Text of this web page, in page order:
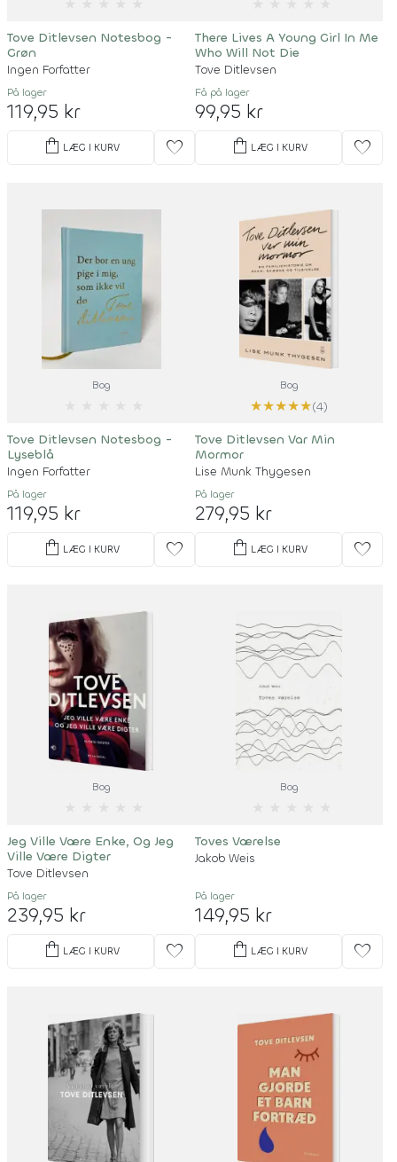
Tove Ditlevsen Notesbog -
Grøn
Ingen Forfatter
På lager
119,95 kr
shopping_bag LÆG I KURV favorite
There Lives A Young Girl In Me
Who Will Not Die
Tove Ditlevsen
Få på lager
99,95 kr
shopping_bag LÆG I KURV favorite
Bog
Tove Ditlevsen Notesbog -
Lyseblå
Ingen Forfatter
På lager
119,95 kr
shopping_bag LÆG I KURV favorite
Bog
★★★★★(4)
Tove Ditlevsen Var Min
Mormor
Lise Munk Thygesen
På lager
279,95 kr
shopping_bag LÆG I KURV favorite
Bog
Jeg Ville Være Enke, Og Jeg
Ville Være Digter
Tove Ditlevsen
På lager
239,95 kr
shopping_bag LÆG I KURV favorite
Bog
Toves Værelse
Jakob Weis
På lager
149,95 kr
shopping_bag LÆG I KURV favorite